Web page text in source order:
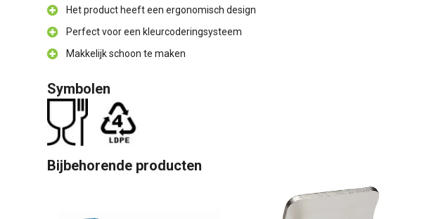
Het product heeft een ergonomisch design
Perfect voor een kleurcoderingsysteem
Makkelijk schoon te maken
Symbolen
Bijbehorende producten